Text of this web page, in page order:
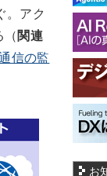
。アク
（ 関連
信の監
お